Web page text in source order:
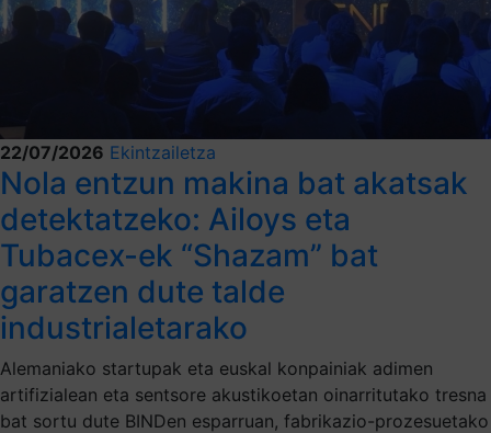
22/07/2026 Ekintzailetza
Nola entzun makina bat akatsak
detektatzeko: Ailoys eta
Tubacex-ek “Shazam” bat
garatzen dute talde
industrialetarako
Alemaniako startupak eta euskal konpainiak adimen
artifizialean eta sentsore akustikoetan oinarritutako tresna
bat sortu dute BINDen esparruan, fabrikazio-prozesuetako